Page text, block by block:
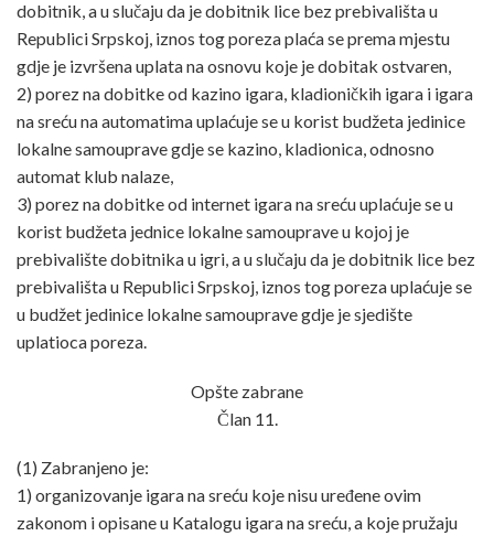
dobitnik, a u slučaju da je dobitnik lice bez prebivališta u
Republici Srpskoj, iznos tog poreza plaća se prema mjestu
gdje je izvršena uplata na osnovu koje je dobitak ostvaren,
2) porez na dobitke od kazino igara, kladioničkih igara i igara
na sreću na automatima uplaćuje se u korist budžeta jedinice
lokalne samouprave gdje se kazino, kladionica, odnosno
automat klub nalaze,
3) porez na dobitke od internet igara na sreću uplaćuje se u
korist budžeta jednice lokalne samouprave u kojoj je
prebivalište dobitnika u igri, a u slučaju da je dobitnik lice bez
prebivališta u Republici Srpskoj, iznos tog poreza uplaćuje se
u budžet jedinice lokalne samouprave gdje je sjedište
uplatioca poreza.
Opšte zabrane
Član 11.
(1) Zabranjeno je:
1) organizovanje igara na sreću koje nisu uređene ovim
zakonom i opisane u Katalogu igara na sreću, a koje pružaju